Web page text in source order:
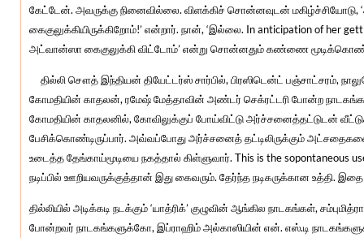
கேட்டேன். அவருக்கு நினைவில்லை. விளக்கிச் சொன்னவுடன்
கைகுலுக்கியிருக்கிறோம்!’ என்றார். நான், ‘இல்லை. In anticipation of her
அட்வான்ஸா கைகுலுக்கி விட்டோம்’ என்று சொன்னதும் கண்ணை
தில்லி சௌத் இந்தியன் தியேட்டர்ஸ் சார்பில், பிரஸிடென்ட் பஞ்சாட்சரம்,
கோமதியின் காதலன், ரமேஷ் மேத்தாவின் அண்டர் செக்ரட்டரி போன்ற
கோமதியின் காதலனில், கோவிலுக்குப் போய்விட்டு அர்ச்சனைத்தட்டுடன்
பேசிக்கொண்டிருப்பார். அவ்வப்போது அர்ச்சனைத் தட்டிலிருக்கும்
உடைத்த தேங்காய்மூடியை நகத்தால் கிள்ளுவார். This is the sopontaneous
நடிப்பில் ஊறியவருக்குத்தான் இது கைவரும். தேர்ந்த நடிகருக்கான உத்தி. இதை
தில்லியில் அடிக்கடி நடக்கும் ‘யாத்ரிக்’ குழுவின் ஆங்கில நாடகங்கள்,
போன்றவர் நாடகங்களுக்கோ, இப்ராஹிம் அல்காஸியின் என். எஸ்.டி